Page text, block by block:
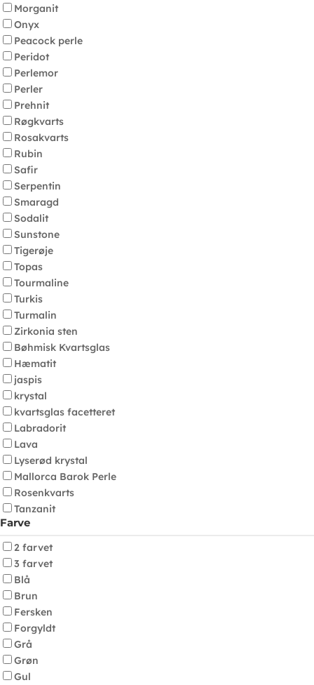
Morganit
Onyx
Peacock perle
Peridot
Perlemor
Perler
Prehnit
Røgkvarts
Rosakvarts
Rubin
Safir
Serpentin
Smaragd
Sodalit
Sunstone
Tigerøje
Topas
Tourmaline
Turkis
Turmalin
Zirkonia sten
Bøhmisk Kvartsglas
Hæmatit
jaspis
krystal
kvartsglas facetteret
Labradorit
Lava
Lyserød krystal
Mallorca Barok Perle
Rosenkvarts
Tanzanit
Farve
2 farvet
3 farvet
Blå
Brun
Fersken
Forgyldt
Grå
Grøn
Gul